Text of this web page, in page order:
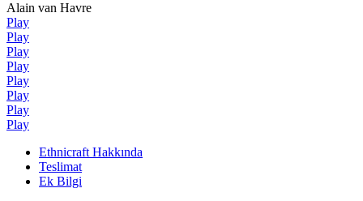
Alain van Havre
Play
Play
Play
Play
Play
Play
Play
Play
Ethnicraft Hakkında
Teslimat
Ek Bilgi